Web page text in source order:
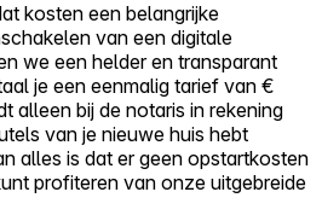
kosten een belangrijke
van een digitale
we een helder en transparant
je een eenmalig tarief van €
alleen bij de notaris in rekening
van je nieuwe huis hebt
alles is dat er geen opstartkosten
profiteren van onze uitgebreide